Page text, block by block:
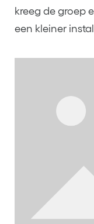
kreeg de groep
een kleiner